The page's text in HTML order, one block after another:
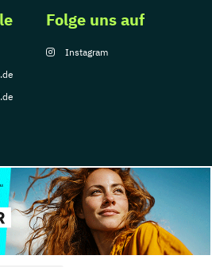
Folge uns auf
Instagram
GmbH
Nutzungsbedingungen